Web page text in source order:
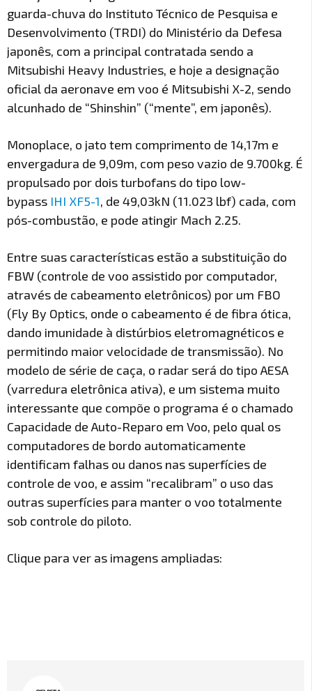
guarda-chuva do Instituto Técnico de Pesquisa e
Desenvolvimento (TRDI) do Ministério da Defesa
japonês, com a principal contratada sendo a
Mitsubishi Heavy Industries, e hoje a designação
oficial da aeronave em voo é Mitsubishi X-2, sendo
alcunhado de “Shinshin” (“mente”, em japonês).
Monoplace, o jato tem comprimento de 14,17m e
envergadura de 9,09m, com peso vazio de 9.700kg. É
propulsado por dois turbofans do tipo low-
bypass IHI XF5-1, de 49,03kN (11.023 lbf) cada, com
pós-combustão, e pode atingir Mach 2.25.
Entre suas características estão a substituição do
FBW (controle de voo assistido por computador,
através de cabeamento eletrônicos) por um FBO
(Fly By Optics, onde o cabeamento é de fibra ótica,
dando imunidade à distúrbios eletromagnéticos e
permitindo maior velocidade de transmissão). No
modelo de série de caça, o radar será do tipo AESA
(varredura eletrônica ativa), e um sistema muito
interessante que compõe o programa é o chamado
Capacidade de Auto-Reparo em Voo, pelo qual os
computadores de bordo automaticamente
identificam falhas ou danos nas superfícies de
controle de voo, e assim “recalibram” o uso das
outras superfícies para manter o voo totalmente
sob controle do piloto.
Clique para ver as imagens ampliadas: